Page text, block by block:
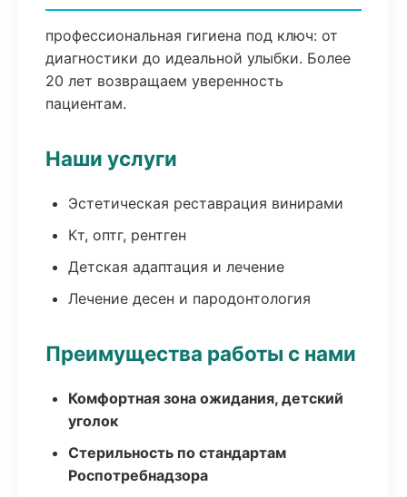
профессиональная гигиена под ключ: от
диагностики до идеальной улыбки. Более
20 лет возвращаем уверенность
пациентам.
Наши услуги
Эстетическая реставрация винирами
Кт, оптг, рентген
Детская адаптация и лечение
Лечение десен и пародонтология
Преимущества работы с нами
Комфортная зона ожидания, детский
уголок
Стерильность по стандартам
Роспотребнадзора